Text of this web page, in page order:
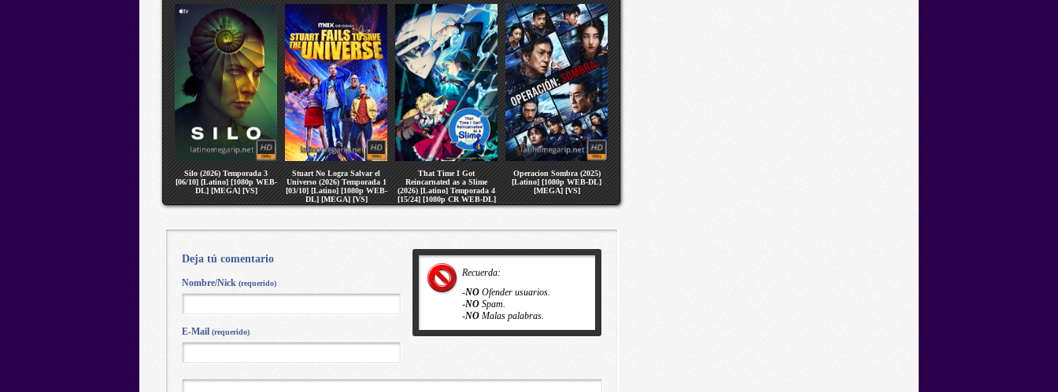
Silo (2026) Temporada 3
[06/10] [Latino] [1080p WEB-
DL] [MEGA] [VS]
Stuart No Logra Salvar el
Universo (2026) Temporada 1
[03/10] [Latino] [1080p WEB-
DL] [MEGA] [VS]
That Time I Got
Reincarnated as a Slime
(2026) [Latino] Temporada 4
[15/24] [1080p CR WEB-DL]
[MEGA] [VS]
Operacion Sombra (2025)
[Latino] [1080p WEB-DL]
[MEGA] [VS]
Recuerda:
-NO Ofender usuarios.
-NO Spam.
-NO Malas palabras.
Deja tú comentario
Nombre/Nick (requerido)
E-Mail (requerido)